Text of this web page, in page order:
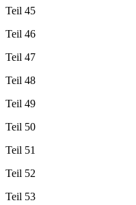
Teil 45
Teil 46
Teil 47
Teil 48
Teil 49
Teil 50
Teil 51
Teil 52
Teil 53